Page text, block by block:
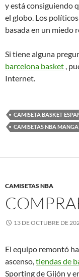
y está consiguiendo
el globo. Los
basada en un miedo
Si tiene alguna
barcelona basket ,
Internet.
CAMISETA BASKET
CAMISETAS NBA
CAMISETAS NBA
13 DE OCTUBRE DE
El equipo remontó
ascenso,tiendas de
Sporting de Gijón y